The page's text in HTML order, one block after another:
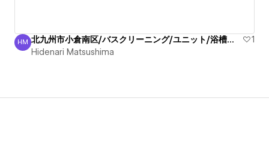
Hidenari Matsushima
HM 北九州市小倉南区/バスクリーニング/ユニット/浴槽エプロン/清掃
1
Hidenari Matsushima